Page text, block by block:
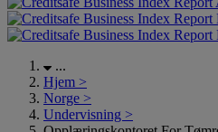
...
Hjem >
Norge >
Undervisning >